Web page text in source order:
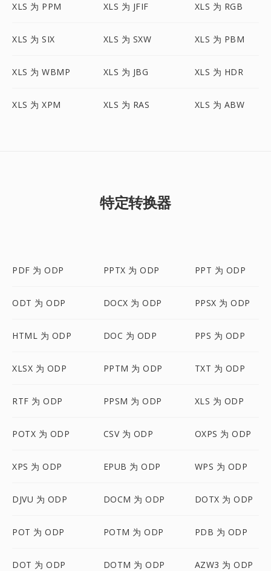
XLS 为 PPM XLS 为 JFIF XLS 为 RGB
XLS 为 SIX XLS 为 SXW XLS 为 PBM
XLS 为 WBMP XLS 为 JBG XLS 为 HDR
XLS 为 XPM XLS 为 RAS XLS 为 ABW
特定转换器
PDF 为 ODP PPTX 为 ODP PPT 为 ODP
ODT 为 ODP DOCX 为 ODP PPSX 为 ODP
HTML 为 ODP DOC 为 ODP PPS 为 ODP
XLSX 为 ODP PPTM 为 ODP TXT 为 ODP
RTF 为 ODP PPSM 为 ODP XLS 为 ODP
POTX 为 ODP CSV 为 ODP OXPS 为 ODP
XPS 为 ODP EPUB 为 ODP WPS 为 ODP
DJVU 为 ODP DOCM 为 ODP DOTX 为 ODP
POT 为 ODP POTM 为 ODP PDB 为 ODP
DOT 为 ODP DOTM 为 ODP AZW3 为 ODP